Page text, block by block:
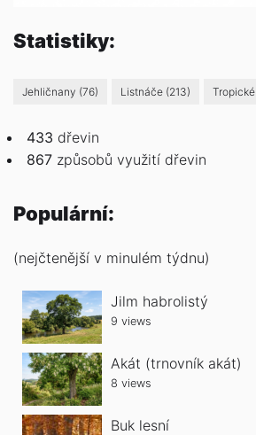
Statistiky:
Jehličnany (76) Listnáče (213) Tropické
433 dřevin
867 způsobů využití dřevin
Populární:
(nejčtenější v minulém týdnu)
Jilm habrolistý
9 views
Akát (trnovník akát)
8 views
Buk lesní